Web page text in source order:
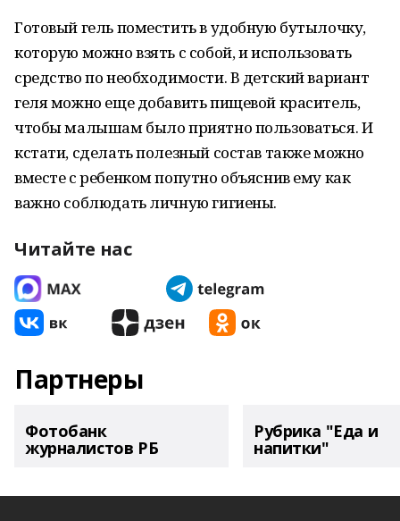
Готовый гель поместить в удобную бутылочку,
которую можно взять с собой, и использовать
средство по необходимости. В детский вариант
геля можно еще добавить пищевой краситель,
чтобы малышам было приятно пользоваться. И
кстати, сделать полезный состав также можно
вместе с ребенком попутно объяснив ему как
важно соблюдать личную гигиены.
Читайте нас
Партнеры
Фотобанк
журналистов РБ
Рубрика "Еда и
напитки"